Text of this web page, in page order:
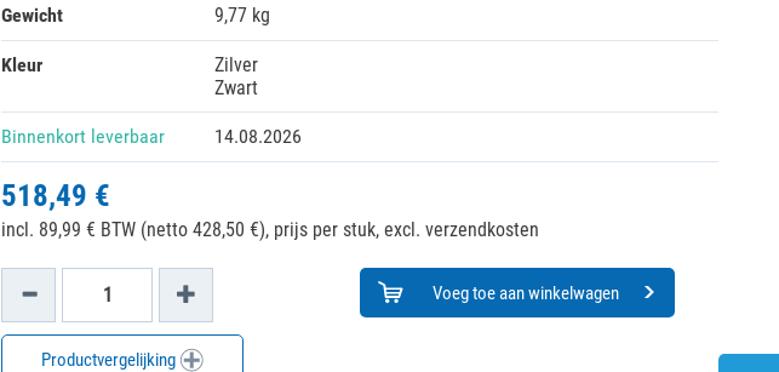
Gewicht 9,77 kg
Kleur
Zilver
Zwart
Binnenkort leverbaar 14.08.2026
518,49 €
incl. 89,99 € BTW (netto 428,50 €), prijs per stuk, excl. verzendkosten
Voeg toe aan winkelwagen
Productvergelijking